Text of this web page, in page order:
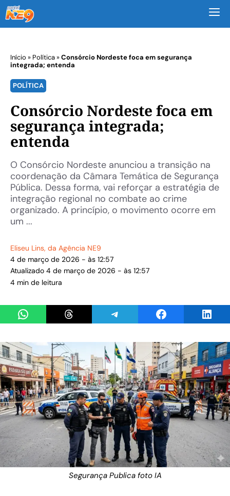
Início » Política»Consórcio Nordeste foca em segurança
integrada; entenda
POLÍTICA
Consórcio Nordeste foca em
segurança integrada;
entenda
O Consórcio Nordeste anunciou a transição na
coordenação da Câmara Temática de Segurança
Pública. Dessa forma, vai reforçar a estratégia de
integração regional no combate ao crime
organizado. A princípio, o movimento ocorre em
um ...
Eliseu Lins, da Agência NE9
4 de março de 2026 - às 12:57
Atualizado 4 de março de 2026 - às 12:57
4 min de leitura
Share on WhatsAppShare on ThreadsShare on TelegramShare on Facebook
Segurança Publica foto IA